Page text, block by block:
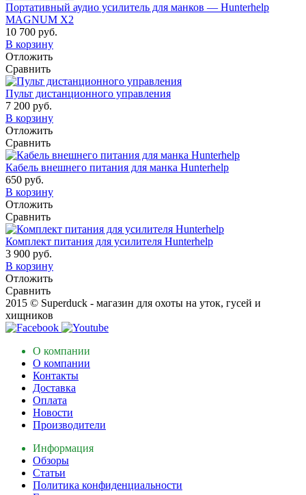
Портативный аудио усилитель для манков — Hunterhelp
MAGNUM X2
10 700 руб.
В корзину
Отложить
Сравнить
Пульт дистанционного управления
7 200 руб.
В корзину
Отложить
Сравнить
Кабель внешнего питания для манка Hunterhelp
650 руб.
В корзину
Отложить
Сравнить
Комплект питания для усилителя Hunterhelp
3 900 руб.
В корзину
Отложить
Сравнить
2015 © Superduck - магазин для охоты на уток, гусей и
хищников
О компании
О компании
Контакты
Доставка
Оплата
Новости
Производители
Информация
Обзоры
Статьи
Политика конфиденциальности